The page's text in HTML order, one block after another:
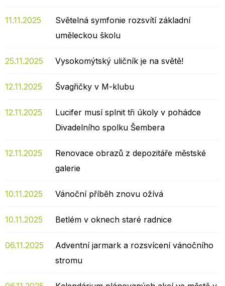
11.11.2025
Světelná symfonie rozsvítí základní
uměleckou školu
25.11.2025 Vysokomýtský uličník je na světě!
12.11.2025 Švagřičky v M-klubu
12.11.2025
Lucifer musí splnit tři úkoly v pohádce
Divadelního spolku Šembera
12.11.2025
Renovace obrazů z depozitáře městské
galerie
10.11.2025 Vánoční příběh znovu ožívá
10.11.2025 Betlém v oknech staré radnice
06.11.2025
Adventní jarmark a rozsvícení vánočního
stromu